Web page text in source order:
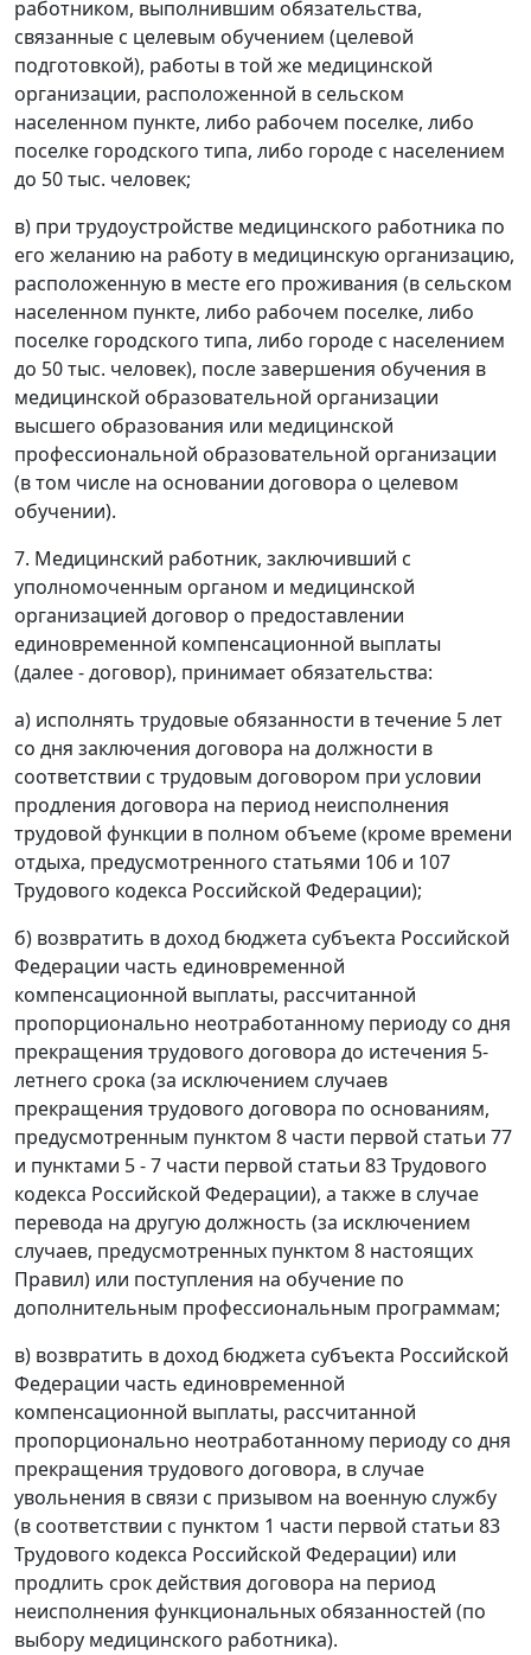
работником, выполнившим обязательства,
связанные с целевым обучением (целевой
подготовкой), работы в той же медицинской
организации, расположенной в сельском
населенном пункте, либо рабочем поселке, либо
поселке городского типа, либо городе с населением
до 50 тыс. человек;
в) при трудоустройстве медицинского работника по
его желанию на работу в медицинскую организацию,
расположенную в месте его проживания (в сельском
населенном пункте, либо рабочем поселке, либо
поселке городского типа, либо городе с населением
до 50 тыс. человек), после завершения обучения в
медицинской образовательной организации
высшего образования или медицинской
профессиональной образовательной организации
(в том числе на основании договора о целевом
обучении).
7. Медицинский работник, заключивший с
уполномоченным органом и медицинской
организацией договор о предоставлении
единовременной компенсационной выплаты
(далее - договор), принимает обязательства:
а) исполнять трудовые обязанности в течение 5 лет
со дня заключения договора на должности в
соответствии с трудовым договором при условии
продления договора на период неисполнения
трудовой функции в полном объеме (кроме времени
отдыха, предусмотренного статьями 106 и 107
Трудового кодекса Российской Федерации);
б) возвратить в доход бюджета субъекта Российской
Федерации часть единовременной
компенсационной выплаты, рассчитанной
пропорционально неотработанному периоду со дня
прекращения трудового договора до истечения 5-
летнего срока (за исключением случаев
прекращения трудового договора по основаниям,
предусмотренным пунктом 8 части первой статьи 77
и пунктами 5 - 7 части первой статьи 83 Трудового
кодекса Российской Федерации), а также в случае
перевода на другую должность (за исключением
случаев, предусмотренных пунктом 8 настоящих
Правил) или поступления на обучение по
дополнительным профессиональным программам;
в) возвратить в доход бюджета субъекта Российской
Федерации часть единовременной
компенсационной выплаты, рассчитанной
пропорционально неотработанному периоду со дня
прекращения трудового договора, в случае
увольнения в связи с призывом на военную службу
(в соответствии с пунктом 1 части первой статьи 83
Трудового кодекса Российской Федерации) или
продлить срок действия договора на период
неисполнения функциональных обязанностей (по
выбору медицинского работника).